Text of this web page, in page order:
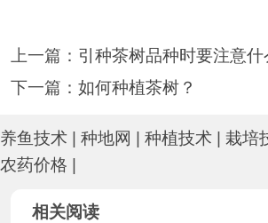
上一篇： 引种茶树品种时要注意什
下一篇： 如何种植茶树？
养鱼技术 | 种地网 | 种植技术 | 栽培
农药价格 |
相关阅读